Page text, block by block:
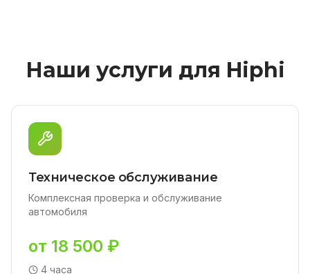
Наши услуги для Hiphi
Техническое обслуживание
Комплексная проверка и обслуживание
автомобиля
от 18 500 ₽
4 часа